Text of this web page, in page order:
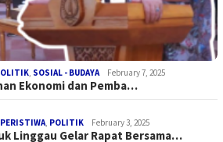
SOSIAL - BUDAYA February 7, 2025
Ekonomi dan Pemba…
PERISTIWA POLITIK February 3, 2025
Linggau Gelar Rapat Bersama…